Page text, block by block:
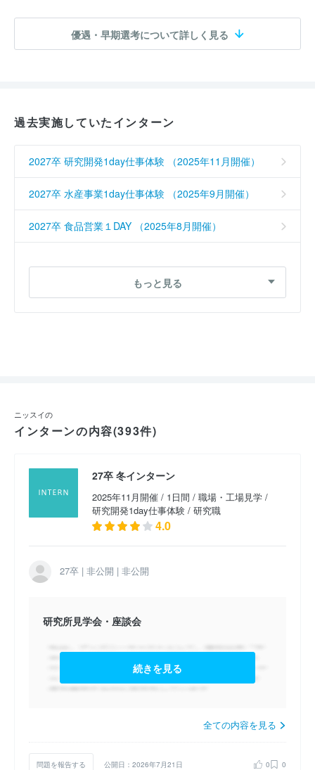
優遇・早期選考について詳しく見る
過去実施していたインターン
2027卒 研究開発1day仕事体験 （2025年11月開催）
2027卒 水産事業1day仕事体験 （2025年9月開催）
2027卒 食品営業１DAY （2025年8月開催）
2026卒 エンジニア5days仕事体験 （2024年9月開
2025卒 総合職 （2023年11月開催）
2025卒 研究・開発1day仕事体験 （2023年10月開
もっと見る
ニッスイの
インターンの内容(393件)
27卒 冬インターン
2025年11月開催 / 1日間 / 職場・工場見学 /
研究開発1day仕事体験 / 研究職
4.0
27卒 | 非公開 | 非公開
研究所見学会・座談会
続きを見る
全ての内容を見る
問題を報告する 公開日：2026年7月21日 0 0